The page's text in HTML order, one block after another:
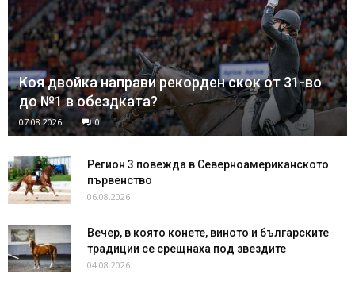
Коя двойка направи рекорден скок от 31-во
до №1 в обездката?
07.08.2026 0
Регион 3 повежда в Северноамериканското
първенство
06.08.2026
Вечер, в която конете, виното и българските
традиции се срещнаха под звездите
04.08.2026